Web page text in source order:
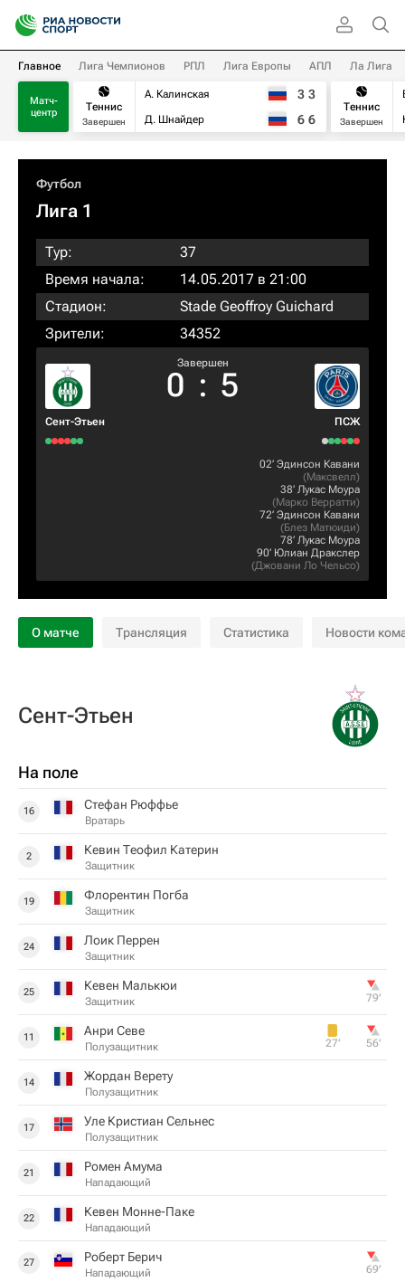
Главное Лига Чемпионов РПЛ Лига Европы АПЛ Ла Лига
Матч-
центр
Теннис
Завершен
А. Калинская
Д. Шнайдер
3 3
6 6
Теннис
Завершен
Футбол
Лига 1
Тур:
37
Время начала:
14.05.2017 в 21:00
Стадион:
Stade Geoffroy Guichard
Зрители:
34352
Сент-Этьен
Завершен
0 : 5
ПСЖ
02‎’‎ Эдинсон Кавани
(Максвелл)
38‎’‎ Лукас Моура
(Марко Верратти)
72‎’‎ Эдинсон Кавани
(Блез Матюиди)
78‎’‎ Лукас Моура
90‎’‎ Юлиан Дракслер
(Джовани Ло Чельсо)
О матче Трансляция Статистика Новости
Сент-Этьен
На поле
16 Стефан Рюффье
Вратарь
2 Кевин Теофил Катерин
Защитник
19 Флорентин Погба
Защитник
24 Лоик Перрен
Защитник
25 Кевен Малькюи
Защитник 79‎’‎
11 Анри Севе
Полузащитник 27‎’‎ 56‎’‎
14 Жордан Верету
Полузащитник
17 Уле Кристиан Сельнес
Полузащитник
21 Ромен Амума
Нападающий
22 Кевен Монне-Паке
Нападающий
27 Роберт Берич
Нападающий 69‎’‎